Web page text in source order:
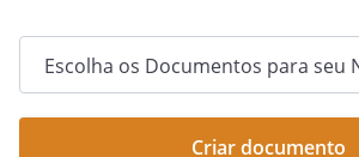
Criar documento